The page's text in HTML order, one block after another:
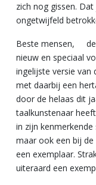
zich nog gissen.
ongetwijfeld
Beste mensen, de
nieuw en speciaal
ingelijste versie van
met daarbij een
door de helaas dit
taalkunstenaar
in zijn
maar ook een bij de
een exemplaar.
uiteraard een